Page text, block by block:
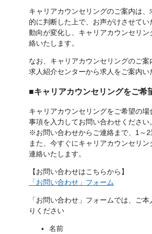
キャリアカウンセリングのご案内は
的に判断した上で、お声がけさせて
動向が変化し、キャリアカウンセリ
絡いたします。
なお、キャリアカウンセリングのご
求人紹介センターから求人をご案内い
■キャリアカウンセリングをご希
キャリアカウンセリングをご希望の
事項を入力してお問い合わせください。
※お問い合わせからご連絡まで、1～2
また、今すぐにキャリアカウンセリ
連絡いたします。
【お問い合わせはこちらから】
「お問い合わせ」フォーム
「お問い合わせ」フォームでは、ご
りください
名前